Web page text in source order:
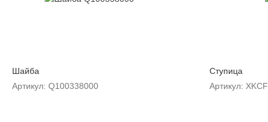
Шайба
Артикул: Q100338000
Ступица
Артикул: